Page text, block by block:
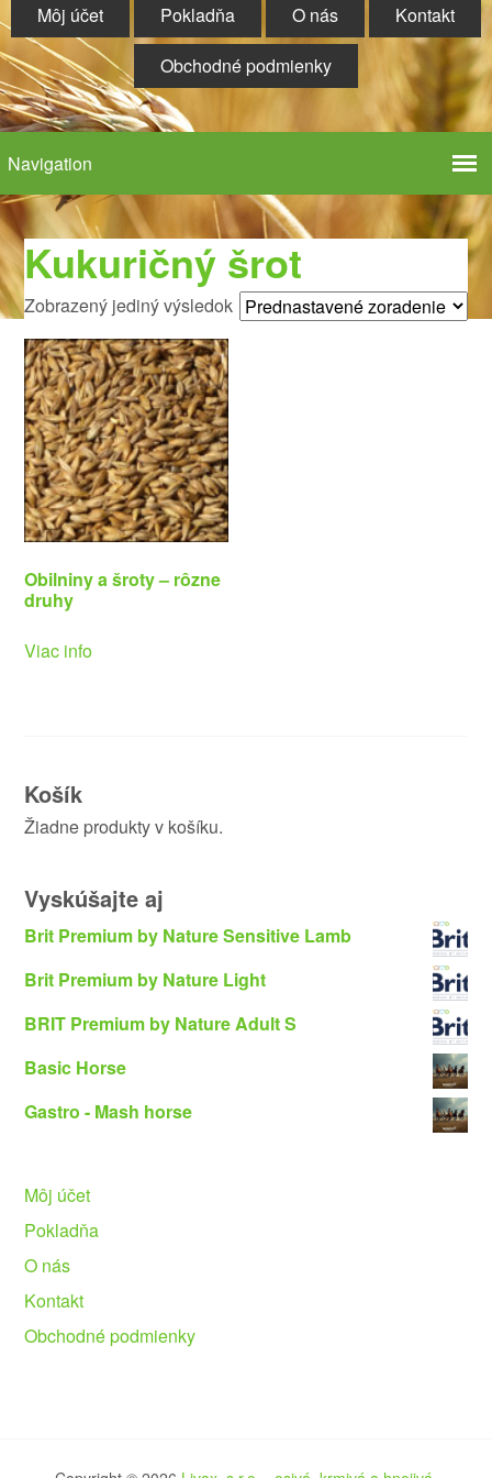
Môj účet Pokladňa O nás
Kontakt
Obchodné podmienky
Kukuričný šrot
Zobrazený jediný výsledok
Obilniny a šroty – rôzne
druhy
Viac info
Košík
Žiadne produkty v košíku.
Vyskúšajte aj
Brit Premium by Nature Sensitive Lamb
Brit Premium by Nature Light
BRIT Premium by Nature Adult S
Basic Horse
Gastro - Mash horse
Môj účet
Pokladňa
O nás
Kontakt
Obchodné podmienky